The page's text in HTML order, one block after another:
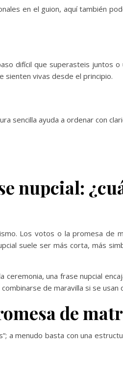
en el guion, aquí también
difícil que superasteis juntos
sienten vivas desde el principio.
sencilla ayuda a ordenar con
nupcial:
Los votos o la promesa de
suele ser más corta, más
una frase nupcial
de maravilla si se usan
de
a menudo basta con una